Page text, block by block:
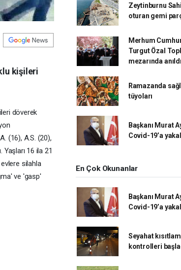
kişileri
döverek
(16), A.S. (20),
16 ila 21
silahla
ve 'gasp'
Zeytinburnu
oturan gemi
Merhum
Turgut Özal
mezarında anıldı
Ramazanda
tüyoları
Başkanı Murat
Covid-19’a
En Çok Okunanlar
Başkanı Murat
Covid-19’a
Seyahat
kontrolleri